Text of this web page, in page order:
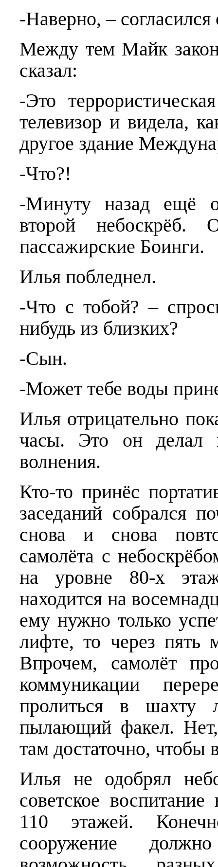
-Наверно, – согласился
Между тем Майк
сказал:
-Это
телевизор и видела,
другое здание
-Что?!
-Минуту назад ещё
второй небоскрёб.
пассажирские Боинги.
Илья побледнел.
-Что с тобой? –
нибудь из близких?
-Сын.
-Может тебе воды
Илья отрицательно
часы. Это он делал
волнения.
Кто-то принёс
заседаний собрался
снова и снова
самолёта с
на уровне 80-х
находится на
ему нужно только
лифте, то через пять
Впрочем, самолёт
коммуникации
пролиться в шахту
пылающий факел.
там достаточно, чтобы
Илья не одобрял
советское
110 этажей.
сооружение